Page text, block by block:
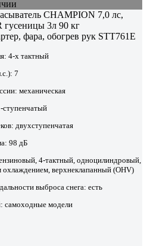
CHAMPION 7,0 лс,
гусеницы 3л 90 кг
фара, обогрев рук STT761E
4-х тактный
7
механическая
ступенчатый
двухступенчатая
98 дБ
4-тактный, одноцилиндровый,
верхнеклапанный (OHV)
выброса снега: есть
самоходные модели